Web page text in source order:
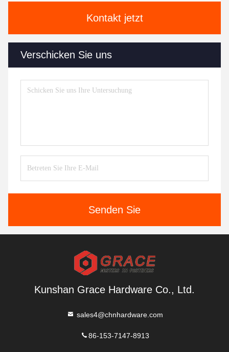
Kontakt jetzt
Verschicken Sie uns
Senden Sie
Kunshan Grace Hardware Co., Ltd.
sales4@chnhardware.com
86-153-7147-8913